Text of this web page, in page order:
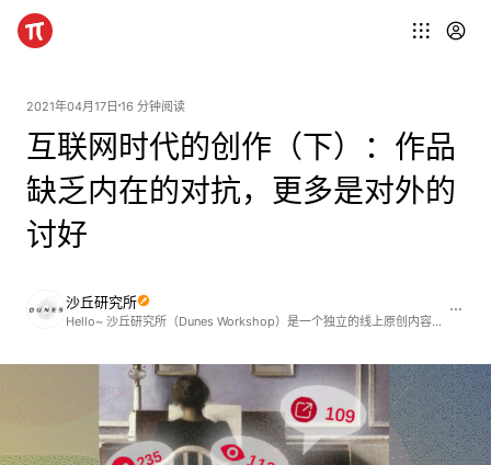
2021年04月17日 16 分钟阅读
互联网时代的创作（下）：作品
缺乏内在的对抗，更多是对外的
讨好
沙丘研究所
Hello~ 沙丘研究所（Dunes Workshop）是一个独立的线上原创内容发布平台，内容有关于城市、建筑、文学、艺术以及留学生活，成员来自哈佛大学设计学院以及麻省理工大学设计学院。 同样，欢迎关注我们的微信公众号“沙丘研究所”，第一手的推送内容会发布在这里；以及 Instagram账号@dunes.workshop 第一手的图像/视频内容将会发布在这里。